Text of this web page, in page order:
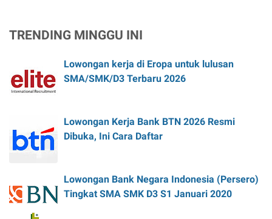
TRENDING MINGGU INI
Lowongan kerja di Eropa untuk lulusan
SMA/SMK/D3 Terbaru 2026
Lowongan Kerja Bank BTN 2026 Resmi
Dibuka, Ini Cara Daftar
Lowongan Bank Negara Indonesia (Persero)
Tingkat SMA SMK D3 S1 Januari 2020